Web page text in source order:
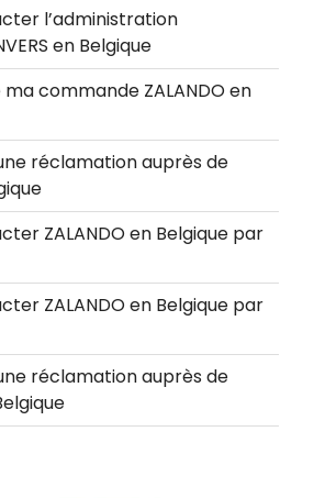
l’administration
en Belgique
commande ZALANDO en
réclamation auprès de
ZALANDO en Belgique par
ZALANDO en Belgique par
réclamation auprès de